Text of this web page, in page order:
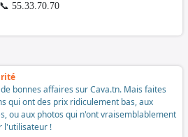
55.33.70.70
bonnes affaires sur Cava.tn. Mais faites
qui ont des prix ridiculement bas, aux
ou aux photos qui n'ont vraisemblablement
l'utilisateur !